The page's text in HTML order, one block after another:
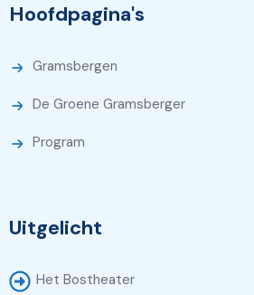
Hoofdpagina's
Gramsbergen
De Groene Gramsberger
Program
Uitgelicht
Het Bostheater